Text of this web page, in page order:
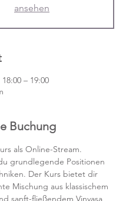
ansehen
– 19:00
Buchung
als Online-Stream.
grundlegende Positionen
Der Kurs bietet dir
Mischung aus klassischem
sanft-fließendem Vinyasa